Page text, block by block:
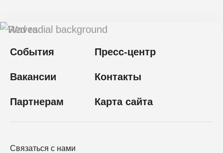
События Пресс-центр
Вакансии Контакты
Партнерам Карта сайта
Связаться с нами